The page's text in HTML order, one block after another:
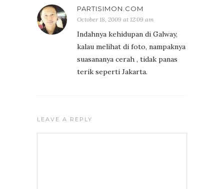
PARTISIMON.COM
October 18, 2009 at 12:09 am
Indahnya kehidupan di Galway,
kalau melihat di foto, nampaknya
suasananya cerah , tidak panas
terik seperti Jakarta.
LEAVE A REPLY